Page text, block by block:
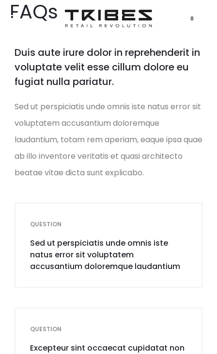
0
FAQs
Duis aute irure dolor in reprehenderit in
voluptate velit esse cillum dolore eu
fugiat nulla pariatur.
Sed ut perspiciatis unde omnis iste natus error sit
voluptatem accusantium doloremque
laudantium, totam rem aperiam, eaque ipsa quae
ab illo inventore veritatis et quasi architecto
beatae vitae dicta sunt explicabo.
QUESTION
Sed ut perspiciatis unde omnis iste
natus error sit voluptatem
accusantium doloremque laudantium
QUESTION
Excepteur sint occaecat cupidatat non